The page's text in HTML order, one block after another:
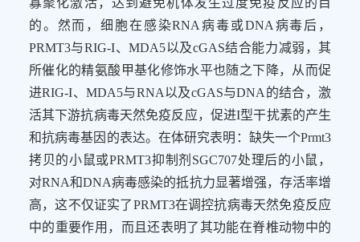
寡聚化激活，达到避免机体发生过度免疫反应的目
的。然而，细胞在感染RNA 病毒或DNA 病毒后，
PRMT3与RIG-I、MDA5以及cGAS结合能力减弱，其
所催化的精氨酸甲基化修饰水平也随之下降，从而促
进RIG-I、 MDA5与RNA以及cGAS与DNA 的结合，激
活其下游抗病毒天然免疫反应，促进I型干扰素的产生
和抗病毒基因的表达。在体研究表明：缺失一个Prmt3
拷贝的小鼠或PRMT3抑制剂 SGC707处理后的小鼠，
对RNA和DNA病毒感染的抵抗力显著增强，存活率增
高，这不仅证实了PRMT3在调控抗病毒天然免疫反应
中的重要作用，而且还表明了其功能在脊椎动物中的